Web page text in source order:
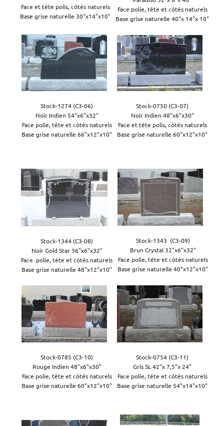
Face et tête polis, côtés naturels
Base grise naturelle 30"x14"x10"
Face polie, tête et côtés naturels
Base grise naturelle 40"x 14"x 10"
Stock-1274 (C3-06)
Noir Indien 54"x6"x32"
Face polie, tête et côtés naturels
Base grise naturelle 66"x12"x10"
Stock-0750 (C3-07)
Noir Indien 48"x6"x30"
Face et tête polis, côtés naturels
Base grise naturelle 60"x12"x10"
Stock-1344 (C3-08)
Noir Gold Star 36"x6"x32"
Face  polie, tête et côtés naturels
Base grise naturelle 48"x12"x10"
Stock-1343  (C3-09)
Brun Crystal 32"x6"x32"
Face polie, tête et côtés naturels
Base grise naturelle 40"x12"x10"
Stock-0785 (C3-10)
Rouge Indien 48"x6"x30"
Face polie, tête et côtés naturels
Base grise naturelle 60"x12"x10"
Stock-0754 (C3-11)
Gris SL 42"x 7,5"x 24"
Face polie, tête et côtés naturels
Base grise naturelle 54"x14"x10"